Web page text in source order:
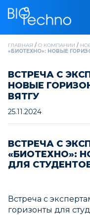
ГЛАВНАЯ / О КОМПАНИИ /
«БИОТЕХНО»: НОВЫЕ
ВСТРЕЧА С
НОВЫЕ
ВЯТГУ
25.11.2024
ВСТРЕЧА С
«БИОТЕХНО»:
ДЛЯ
Встреча с
горизонты для